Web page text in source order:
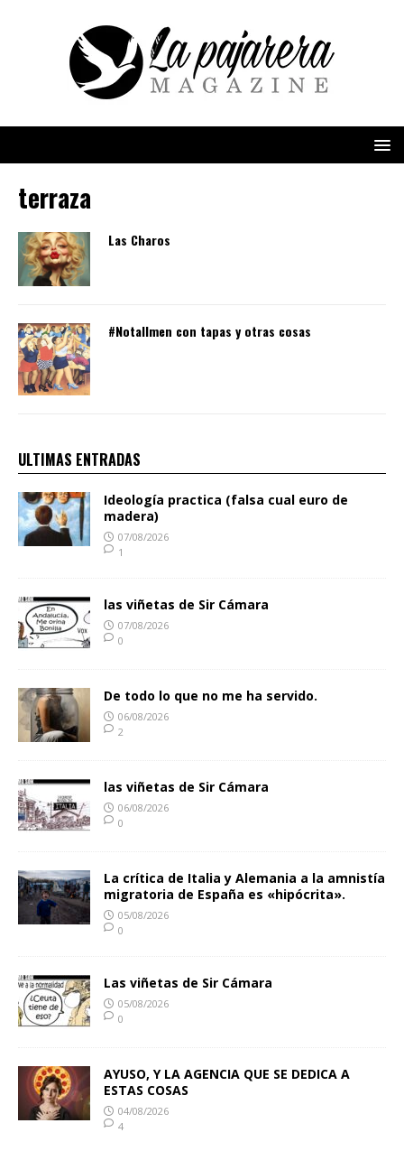
terraza
Las Charos
#Notallmen con tapas y otras cosas
ULTIMAS ENTRADAS
Ideología practica (falsa cual euro de
madera)
07/08/2026
1
las viñetas de Sir Cámara
07/08/2026
0
De todo lo que no me ha servido.
06/08/2026
2
las viñetas de Sir Cámara
06/08/2026
0
La crítica de Italia y Alemania a la amnistía
migratoria de España es «hipócrita».
05/08/2026
0
Las viñetas de Sir Cámara
05/08/2026
0
AYUSO, Y LA AGENCIA QUE SE DEDICA A
ESTAS COSAS
04/08/2026
4